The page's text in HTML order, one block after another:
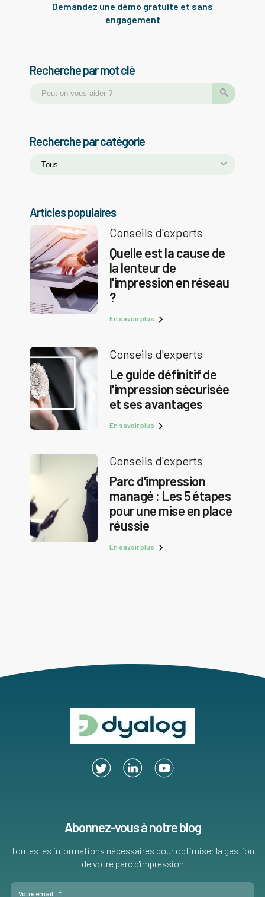
Demandez une démo gratuite et sans
engagement
Recherche par mot clé
Recherche par catégorie
Articles populaires
Conseils d'experts
Quelle est la cause de
la lenteur de
l'impression en réseau
?
En savoir plus
Conseils d'experts
Le guide définitif de
l'impression sécurisée
et ses avantages
En savoir plus
Conseils d'experts
Parc d'impression
managé : Les 5 étapes
pour une mise en place
réussie
En savoir plus
Abonnez-vous à notre blog
Toutes les informations nécessaires pour optimiser la gestion
de votre parc d'impression